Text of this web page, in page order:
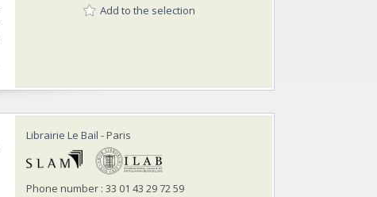
Add to the selection
Librairie Le Bail - Paris
Phone number : 33 01 43 29 72 59